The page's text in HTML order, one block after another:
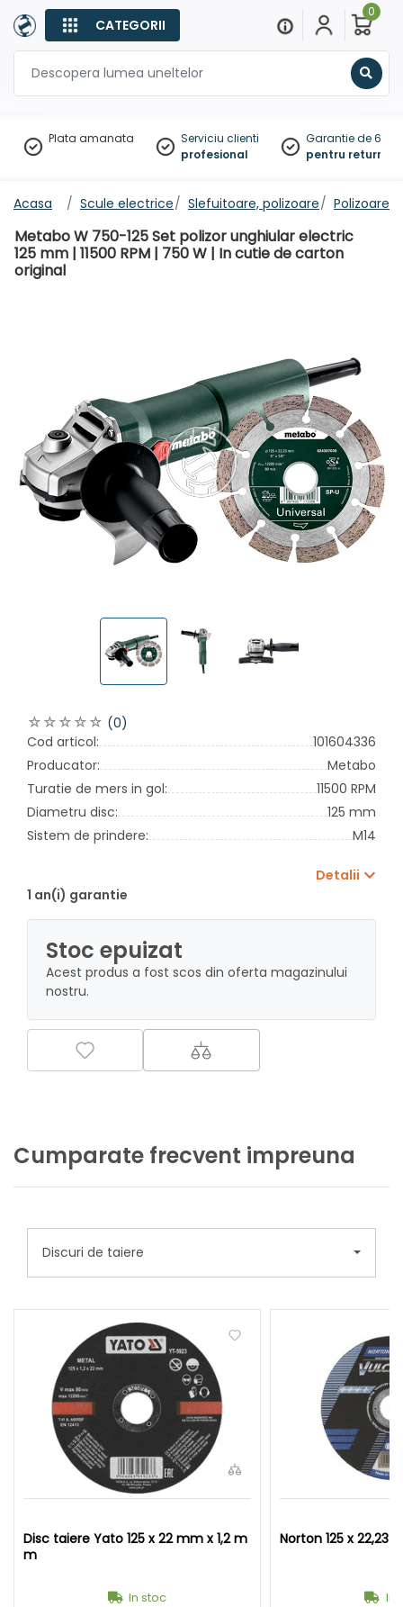
CATEGORII
0
Plata amanata
Serviciu clienti
profesional
Garantie de 60
pentru
Acasa Scule electrice Slefuitoare, polizoare Polizoare
Metabo W 750-125 Set polizor unghiular electric
125 mm | 11500 RPM | 750 W | In cutie de carton
original
(0)
Cod articol:
101604336
Producator:
Metabo
Turatie de mers in gol:
11500 RPM
Diametru disc:
125 mm
Sistem de prindere:
M14
Detalii
1 an(i) garantie
Stoc epuizat
Acest produs a fost scos din oferta magazinului
nostru.
Cumparate frecvent impreuna
Discuri de taiere
Disc taiere Yato 125 x 22 mm x 1,2 m
m
In stoc
Norton 125 x 22,23
In